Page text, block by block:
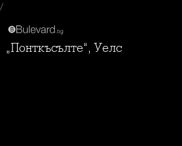
/
„Понткъсълте“, Уелс